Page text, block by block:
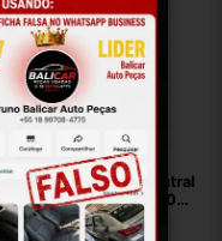
Coluna Central
Direita Honda Civic G10
2017/2022 Preto
R$139,00